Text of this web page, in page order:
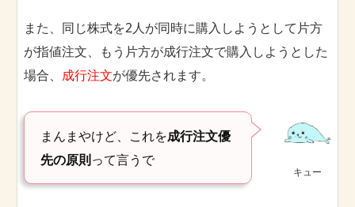
また、同じ株式を2人が同時に購入しようとして片方
が指値注文、もう片方が成行注文で購入しようとした
場合、 成行注文が優先されます。
キュー
まんまやけど、これを成行注文優
先の原則って言うで